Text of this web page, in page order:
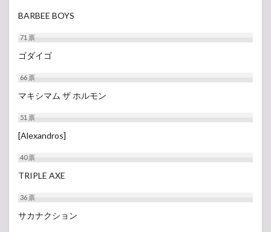
BARBEE BOYS
71票
ゴダイゴ
66票
マキシマム ザ ホルモン
51票
[Alexandros]
40票
TRIPLE AXE
36票
サカナクション